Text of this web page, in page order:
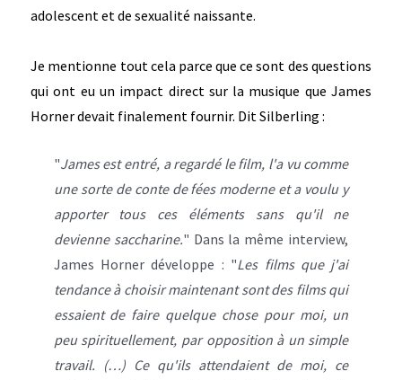
adolescent et de sexualité naissante.
Je mentionne tout cela parce que ce sont des questions
qui ont eu un impact direct sur la musique que James
Horner devait finalement fournir. Dit Silberling :
"James est entré, a regardé le film, l'a vu comme
une sorte de conte de fées moderne et a voulu y
apporter tous ces éléments sans qu'il ne
devienne saccharine." Dans la même interview,
James Horner développe : "Les films que j'ai
tendance à choisir maintenant sont des films qui
essaient de faire quelque chose pour moi, un
peu spirituellement, par opposition à un simple
travail. (…) Ce qu'ils attendaient de moi, ce